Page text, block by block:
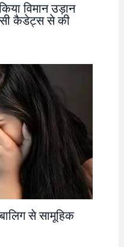
विमान उड़ान
कैडेट्स से की
से सामूहिक